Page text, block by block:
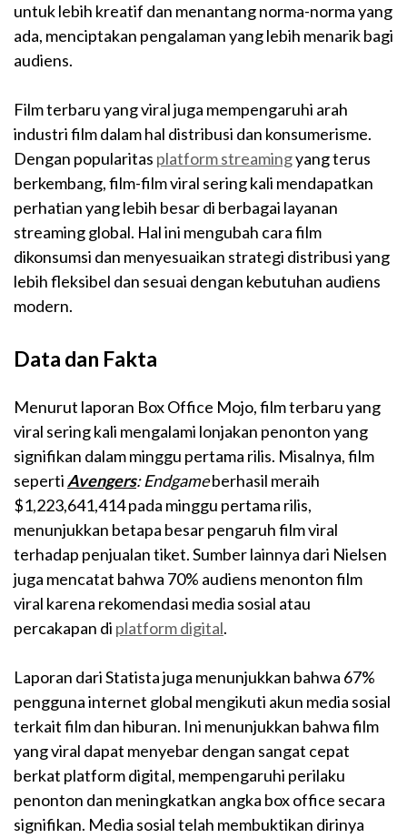
untuk lebih kreatif dan menantang norma-norma yang
ada, menciptakan pengalaman yang lebih menarik bagi
audiens.
Film terbaru yang viral juga mempengaruhi arah
industri film dalam hal distribusi dan konsumerisme.
Dengan popularitas platform streamingyang terus
berkembang, film-film viral sering kali mendapatkan
perhatian yang lebih besar di berbagai layanan
streaming global. Hal ini mengubah cara film
dikonsumsi dan menyesuaikan strategi distribusi yang
lebih fleksibel dan sesuai dengan kebutuhan audiens
modern.
Data dan Fakta
Menurut laporan Box Office Mojo, film terbaru yang
viral sering kali mengalami lonjakan penonton yang
signifikan dalam minggu pertama rilis. Misalnya, film
seperti Avengers: Endgameberhasil meraih
$1,223,641,414 pada minggu pertama rilis,
menunjukkan betapa besar pengaruh film viral
terhadap penjualan tiket. Sumber lainnya dari Nielsen
juga mencatat bahwa 70% audiens menonton film
viral karena rekomendasi media sosial atau
percakapan di platform digital.
Laporan dari Statista juga menunjukkan bahwa 67%
pengguna internet global mengikuti akun media sosial
terkait film dan hiburan. Ini menunjukkan bahwa film
yang viral dapat menyebar dengan sangat cepat
berkat platform digital, mempengaruhi perilaku
penonton dan meningkatkan angka box office secara
signifikan. Media sosial telah membuktikan dirinya